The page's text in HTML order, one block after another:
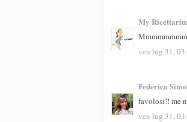
My
ven lug 31,
Federica
favolosi!! me
ven lug 31,